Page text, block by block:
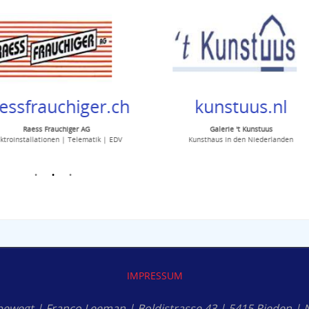
Raess Frauchiger AG
| Telematik | EDV
kunstuus.nl
Galerie 't Kunstuus
Kunsthaus in den Niederlanden
IMPRESSUM